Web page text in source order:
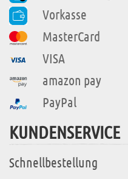
Vorkasse
MasterCard
VISA
amazon pay
PayPal
KUNDENSERVICE
Schnellbestellung